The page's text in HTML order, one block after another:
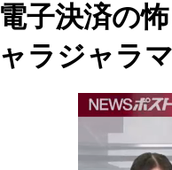
電子決済の
ャラジャラ